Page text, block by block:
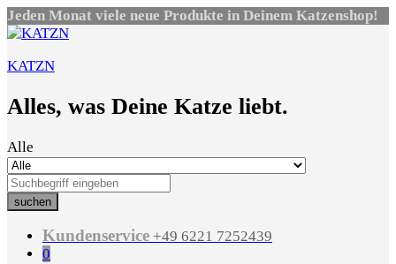
Jeden Monat viele neue Produkte in Deinem Katzenshop!
KATZN
Alles, was Deine Katze liebt.
Alle
suchen
Kundenservice +49 6221 7252439
0